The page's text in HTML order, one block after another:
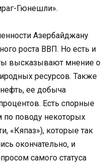
Гюнешли».
Азербайджану
роста ВВП. Но есть и
высказывают мнение о
ресурсов. Также
ее добыча
Есть спорные
по поводу некоторых
«Кяпаз»), которые так
окончательно, и
самого статуса